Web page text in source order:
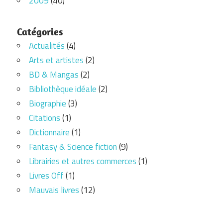
Catégories
Actualités(4)
Arts et artistes(2)
BD & Mangas(2)
Bibliothèque idéale(2)
Biographie(3)
Citations(1)
Dictionnaire(1)
Fantasy & Science fiction(9)
Librairies et autres commerces(1)
Livres Off(1)
Mauvais livres(12)